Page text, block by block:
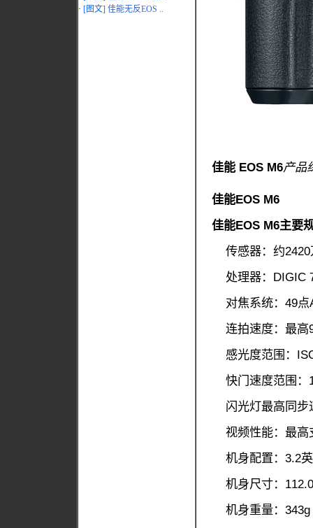
· [图文] 佳能无反EOS ..
佳能 EOS M6产品
佳能EOS M6
佳能EOS M6主要
传感器：约2420
处理器：DIGIC
对焦系统：49点
连拍速度：最高
感光度范围：
快门速度范围：
闪光灯最高同步
视频性能：最高
机身配置：3.2英
机身尺寸：
机身重量：343g